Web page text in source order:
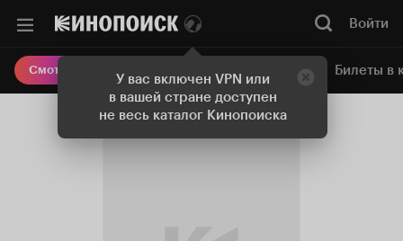
У вас включен VPN или
в вашей стране доступен
не весь каталог Кинопоиска
Войти
Смотреть кино Онлайн-кинотеатр Билеты в